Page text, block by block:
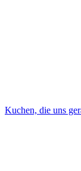
Kuchen, die uns